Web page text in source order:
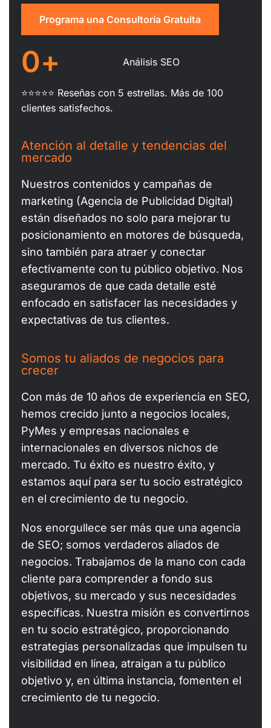
Programa una Consultoría Gratuita
Análisis SEO
0+
⭐⭐⭐⭐⭐ Reseñas con 5 estrellas. Más de 100
clientes satisfechos.
Atención al detalle y tendencias del
mercado
Nuestros contenidos y campañas de
marketing (Agencia de Publicidad Digital)
están diseñados no solo para mejorar tu
posicionamiento en motores de búsqueda,
sino también para atraer y conectar
efectivamente con tu público objetivo. Nos
aseguramos de que cada detalle esté
enfocado en satisfacer las necesidades y
expectativas de tus clientes.
Somos tu aliados de negocios para
crecer
Con más de 10 años de experiencia en SEO,
hemos crecido junto a negocios locales,
PyMes y empresas nacionales e
internacionales en diversos nichos de
mercado. Tu éxito es nuestro éxito, y
estamos aquí para ser tu socio estratégico
en el crecimiento de tu negocio.
Nos enorgullece ser más que una agencia
de SEO; somos verdaderos aliados de
negocios. Trabajamos de la mano con cada
cliente para comprender a fondo sus
objetivos, su mercado y sus necesidades
específicas. Nuestra misión es convertirnos
en tu socio estratégico, proporcionando
estrategias personalizadas que impulsen tu
visibilidad en línea, atraigan a tu público
objetivo y, en última instancia, fomenten el
crecimiento de tu negocio.